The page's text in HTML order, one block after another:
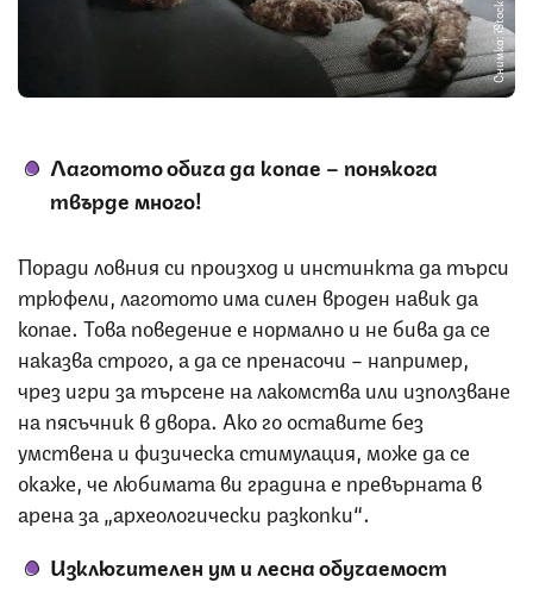
Снимка: iStock
Лаготото обича да копае – понякога
твърде много!
Поради ловния си произход и инстинкта да търси
трюфели, лаготото има силен вроден навик да
копае. Това поведение е нормално и не бива да се
наказва строго, а да се пренасочи – например,
чрез игри за търсене на лакомства или използване
на пясъчник в двора. Ако го оставите без
умствена и физическа стимулация, може да се
окаже, че любимата ви градина е превърната в
арена за „археологически разкопки“.
Изключителен ум и лесна обучаемост